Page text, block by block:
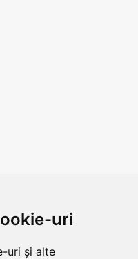
uri
uri și alte